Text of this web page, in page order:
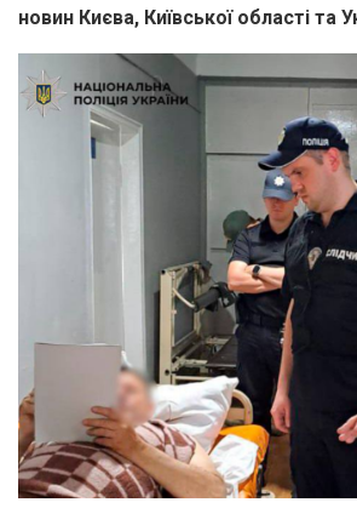
новин Києва, Київської області та